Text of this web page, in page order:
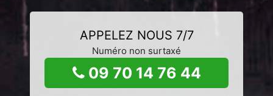
APPELEZ NOUS 7/7
Numéro non surtaxé
09 70 14 76 44